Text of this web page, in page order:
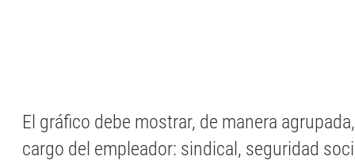
El gráfico debe mostrar, de manera
cargo del empleador: sindical, seguridad